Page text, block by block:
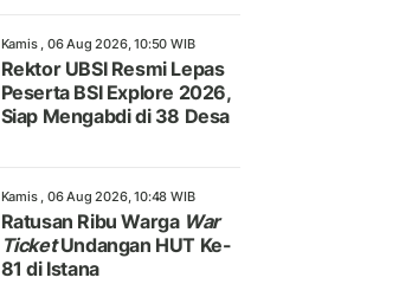
Kamis , 06 Aug 2026, 10:50 WIB
Rektor UBSI Resmi Lepas
Peserta BSI Explore 2026,
Siap Mengabdi di 38 Desa
Kamis , 06 Aug 2026, 10:48 WIB
Ratusan Ribu Warga War
TicketUndangan HUT Ke-
81 di Istana